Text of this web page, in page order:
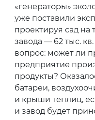
«генераторы»
уже поставили
проектируя сад на
завода — 62 тыс.
вопрос: может ли
предприятие
продукты?
батареи,
и крыши теплиц,
и завод будет